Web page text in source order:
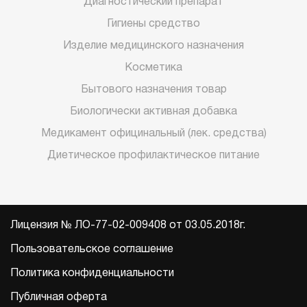
Диагностический препарат
Гигиены средство
Изделие медицинского назначения
Косметика
Бытового назначения товар
Биологически активная добавка
Медикамент официнальный (лек. средства)
Диетическое профилактическое питание
Лицензия № ЛО-77-02-009408 от 03.05.2018г.
Пользовательское соглашение
Политика конфиденциальности
Публичная оферта